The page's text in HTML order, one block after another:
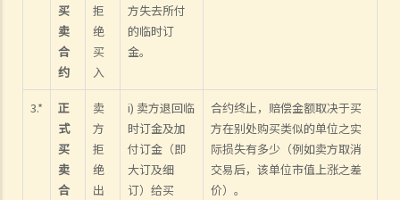
买
卖
合
约
拒
绝
买
入
方失去所付
的临时订
金。
3.*
正
式
买
卖
合
卖
方
拒
绝
出
i) 卖方退回临
时订金及加
付订金（即
大订及细
订）给买
合约终止，赔偿金额取决于买
方在别处购买类似的单位之实
际损失有多少（例如卖方取消
交易后，该单位市值上涨之差
价）。